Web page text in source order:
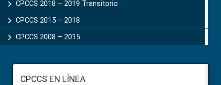
CPCCS 2018 – 2019 Transitorio
CPCCS 2015 – 2018
CPCCS 2008 – 2015
FooterCPCCS EN LÍNEA